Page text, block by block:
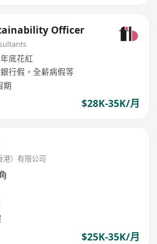
Officer
底花紅
行假，全薪病假等
期
$28K-35K/月
港）有限公司
$25K-35K/月